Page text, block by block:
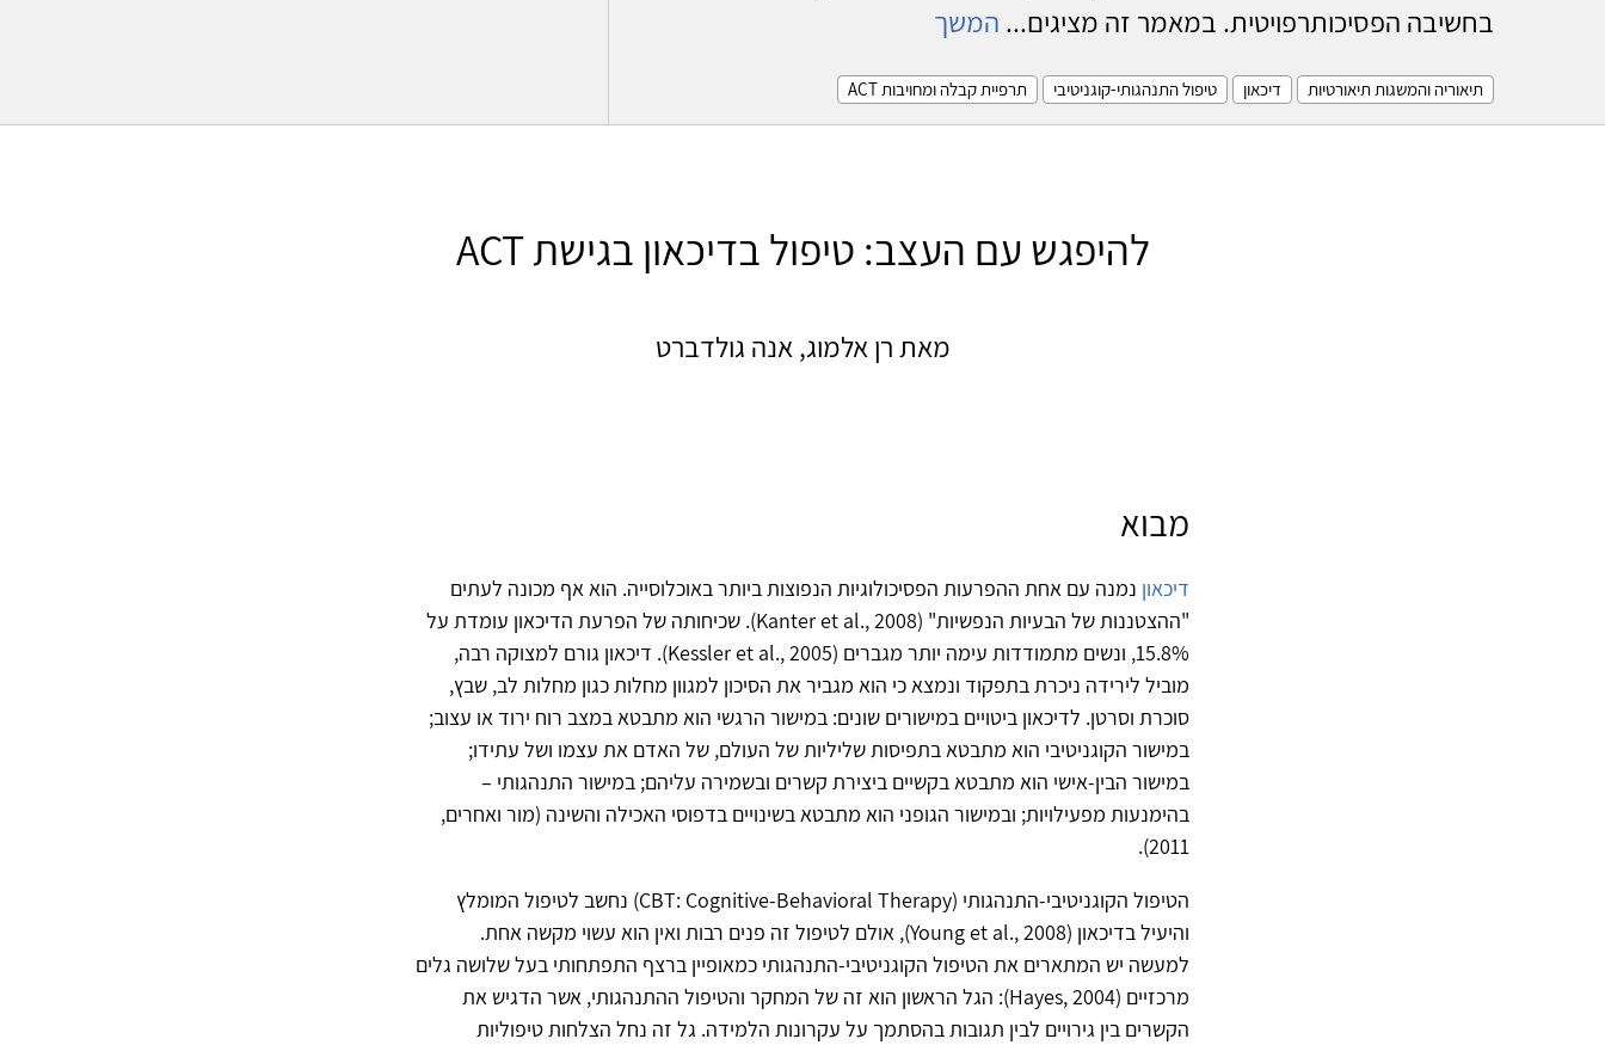
בחשיבה הפסיכותרפויטית. במאמר זה מציגים... המשך
תיאוריה והמשגות תיאורטיות דיכאון טיפול התנהגותי-קוגניטיבי תרפיית קבלה ומחויבות ACT
להיפגש עם העצב: טיפול בדיכאון בגישת ACT
מאת רן אלמוג, אנה גולדברט
מבוא
דיכאון נמנה עם אחת ההפרעות הפסיכולוגיות הנפוצות ביותר באוכלוסייה. הוא אף מכונה לעתים
"ההצטננות של הבעיות הנפשיות" (Kanter et al., 2008). שכיחותה של הפרעת הדיכאון עומדת על
15.8%, ונשים מתמודדות עימה יותר מגברים (Kessler et al., 2005). דיכאון גורם למצוקה רבה,
מוביל לירידה ניכרת בתפקוד ונמצא כי הוא מגביר את הסיכון למגוון מחלות כגון מחלות לב, שבץ,
סוכרת וסרטן. לדיכאון ביטויים במישורים שונים: במישור הרגשי הוא מתבטא במצב רוח ירוד או עצוב;
במישור הקוגניטיבי הוא מתבטא בתפיסות שליליות של העולם, של האדם את עצמו ושל עתידו;
במישור הבין-אישי הוא מתבטא בקשיים ביצירת קשרים ובשמירה עליהם; במישור התנהגותי –
בהימנעות מפעילויות; ובמישור הגופני הוא מתבטא בשינויים בדפוסי האכילה והשינה (מור ואחרים,
2011).
הטיפול הקוגניטיבי-התנהגותי (CBT: Cognitive-Behavioral Therapy) נחשב לטיפול המומלץ
והיעיל בדיכאון (Young et al., 2008), אולם לטיפול זה פנים רבות ואין הוא עשוי מקשה אחת.
למעשה יש המתארים את הטיפול הקוגניטיבי-התנהגותי כמאופיין ברצף התפתחותי בעל שלושה גלים
מרכזיים (Hayes, 2004): הגל הראשון הוא זה של המחקר והטיפול ההתנהגותי, אשר הדגיש את
הקשרים בין גירויים לבין תגובות בהסתמך על עקרונות הלמידה. גל זה נחל הצלחות טיפוליות